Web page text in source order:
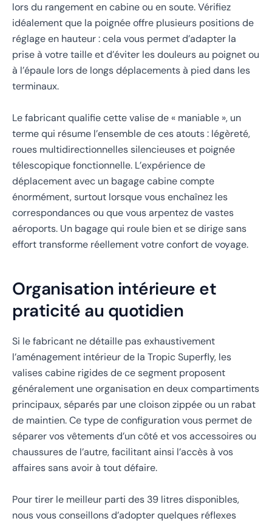
lors du rangement en cabine ou en soute. Vérifiez
idéalement que la poignée offre plusieurs positions de
réglage en hauteur : cela vous permet d’adapter la
prise à votre taille et d’éviter les douleurs au poignet ou
à l’épaule lors de longs déplacements à pied dans les
terminaux.
Le fabricant qualifie cette valise de « maniable », un
terme qui résume l’ensemble de ces atouts : légèreté,
roues multidirectionnelles silencieuses et poignée
télescopique fonctionnelle. L’expérience de
déplacement avec un bagage cabine compte
énormément, surtout lorsque vous enchaînez les
correspondances ou que vous arpentez de vastes
aéroports. Un bagage qui roule bien et se dirige sans
effort transforme réellement votre confort de voyage.
Organisation intérieure et
praticité au quotidien
Si le fabricant ne détaille pas exhaustivement
l’aménagement intérieur de la Tropic Superfly, les
valises cabine rigides de ce segment proposent
généralement une organisation en deux compartiments
principaux, séparés par une cloison zippée ou un rabat
de maintien. Ce type de configuration vous permet de
séparer vos vêtements d’un côté et vos accessoires ou
chaussures de l’autre, facilitant ainsi l’accès à vos
affaires sans avoir à tout défaire.
Pour tirer le meilleur parti des 39 litres disponibles,
nous vous conseillons d’adopter quelques réflexes